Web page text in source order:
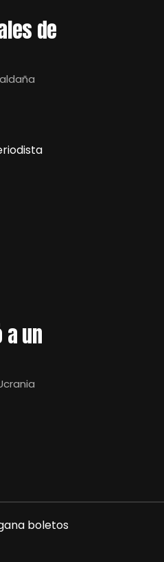
de
a un
boletos